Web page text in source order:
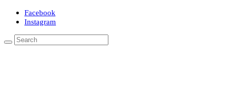
Facebook
Instagram